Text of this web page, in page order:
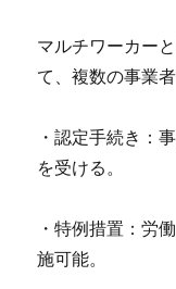
マルチワーカー
て、複数の事業
・認定手続き：
を受ける。
・特例措置：労
施可能。